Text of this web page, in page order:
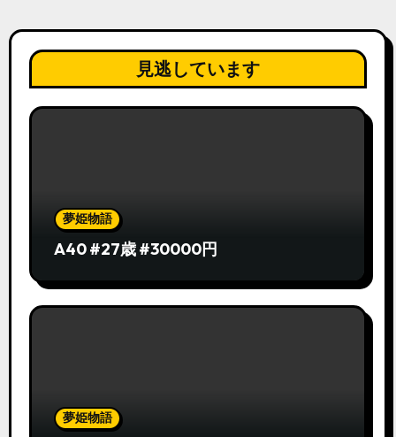
見逃しています
夢姫物語
A40 #27歳 #30000円
夢姫物語